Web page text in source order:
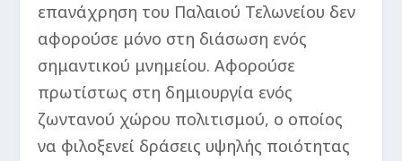
επανάχρηση του Παλαιού Τελωνείου δεν
αφορούσε μόνο στη διάσωση ενός
σημαντικού μνημείου. Αφορούσε
πρωτίστως στη δημιουργία ενός
ζωντανού χώρου πολιτισμού, ο οποίος
να φιλοξενεί δράσεις υψηλής ποιότητας